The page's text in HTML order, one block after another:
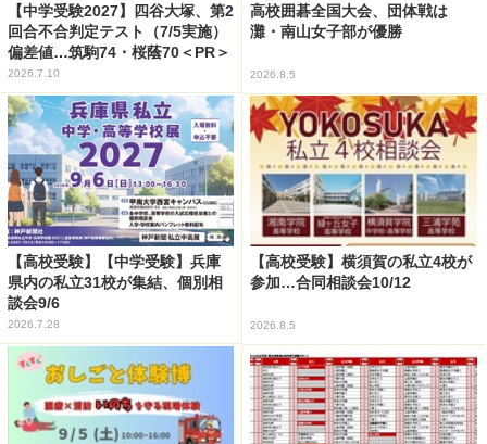
【中学受験2027】四谷大塚、第2
回合不合判定テスト（7/5実施）
偏差値…筑駒74・桜蔭70＜PR＞
2026.7.10
高校囲碁全国大会、団体戦は
灘・南山女子部が優勝
2026.8.5
【高校受験】【中学受験】兵庫
県内の私立31校が集結、個別相
談会9/6
2026.7.28
【高校受験】横須賀の私立4校が
参加…合同相談会10/12
2026.8.5